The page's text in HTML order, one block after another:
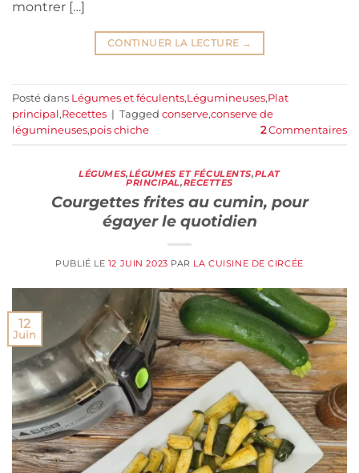
montrer […]
CONTINUER LA LECTURE →
Posté dans Légumes et féculents,Légumineuses,Plat
principal,Recettes | Tagged conserve,conserve de
légumineuses,pois chiche 2Commentaires
LÉGUMES,LÉGUMES ET FÉCULENTS,PLAT
PRINCIPAL,RECETTES
Courgettes frites au cumin, pour
égayer le quotidien
PUBLIÉ LE 12 JUIN 2023 PAR LA CUISINE DE CIRCÉE
12
Juin